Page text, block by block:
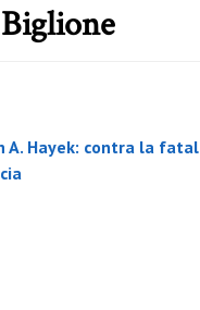
A. Hayek: contra la fatal